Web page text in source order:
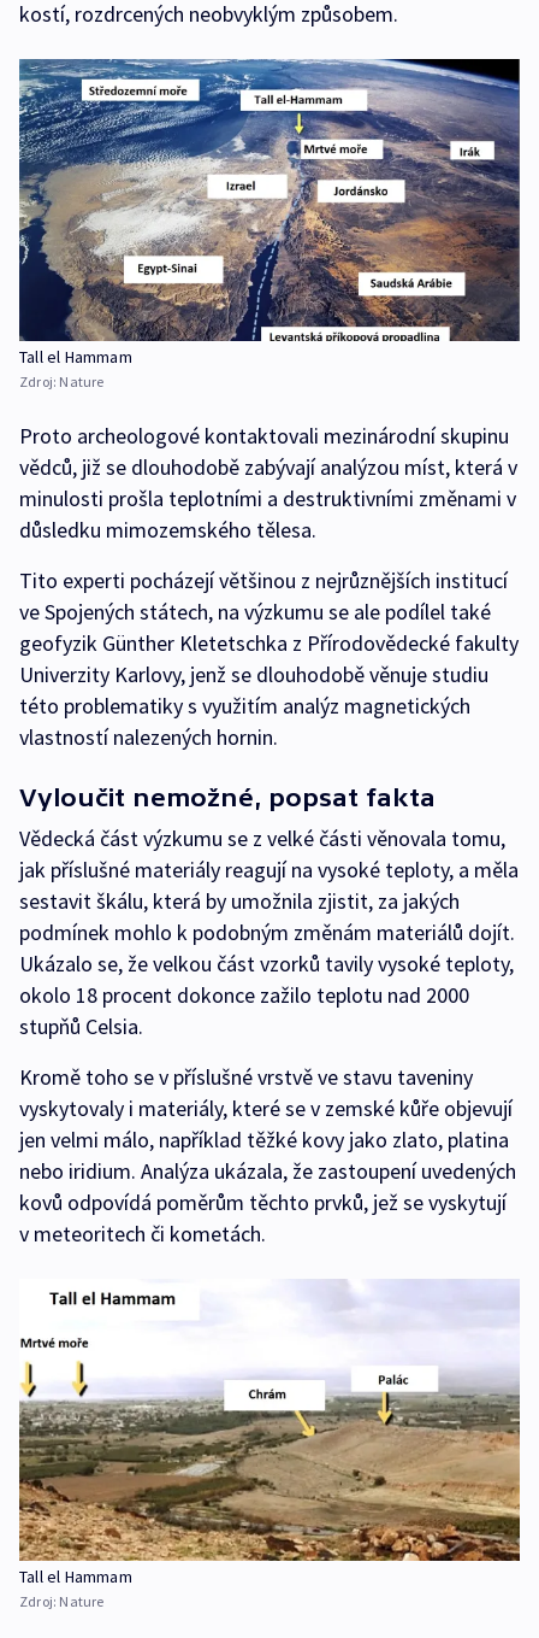
kostí, rozdrcených neobvyklým způsobem.
Tall el Hammam
Zdroj: Nature
Proto archeologové kontaktovali mezinárodní skupinu
vědců, již se dlouhodobě zabývají analýzou míst, která v
minulosti prošla teplotními a destruktivními změnami v
důsledku mimozemského tělesa.
Tito experti pocházejí většinou z nejrůznějších institucí
ve Spojených státech, na výzkumu se ale podílel také
geofyzik Günther Kletetschka z Přírodovědecké fakulty
Univerzity Karlovy, jenž se dlouhodobě věnuje studiu
této problematiky s využitím analýz magnetických
vlastností nalezených hornin.
Vyloučit nemožné, popsat fakta
Vědecká část výzkumu se z velké části věnovala tomu,
jak příslušné materiály reagují na vysoké teploty, a měla
sestavit škálu, která by umožnila zjistit, za jakých
podmínek mohlo k podobným změnám materiálů dojít.
Ukázalo se, že velkou část vzorků tavily vysoké teploty,
okolo 18 procent dokonce zažilo teplotu nad 2000
stupňů Celsia.
Kromě toho se v příslušné vrstvě ve stavu taveniny
vyskytovaly i materiály, které se v zemské kůře objevují
jen velmi málo, například těžké kovy jako zlato, platina
nebo iridium. Analýza ukázala, že zastoupení uvedených
kovů odpovídá poměrům těchto prvků, jež se vyskytují
v meteoritech či kometách.
Tall el Hammam
Zdroj: Nature